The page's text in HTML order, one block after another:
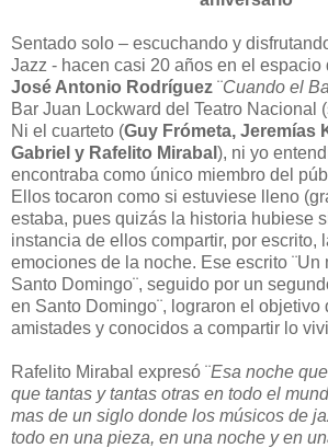
Sentado solo – escuchando y
Jazz - hacen casi 20 años en el espacio
José Antonio Rodríguez ¨Cuando el
Bar Juan Lockward del Teatro Nacional
Ni el cuarteto (Guy Frómeta, Jeremías
Gabriel y Rafelito Mirabal ), ni yo
encontraba como único miembro del
Ellos tocaron como si estuviese lleno
estaba, pues quizás la historia hubiese
instancia de ellos compartir, por escrito,
emociones de la noche. Ese escrito ¨Un
Santo Domingo¨, seguido por un
en Santo Domingo¨, lograron el objetivo
amistades y conocidos a compartir lo
Rafelito Mirabal expresó ¨Esa noche
que tantas y tantas otras en todo el
mas de un siglo donde los músicos de
todo en una pieza, en una noche y en